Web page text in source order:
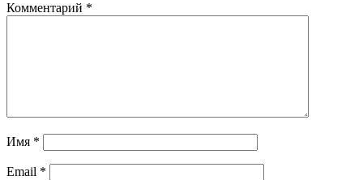
Комментарий *
Имя *
Email *